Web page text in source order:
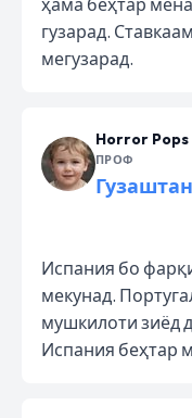
гузарад.
мегузарад.
Horror Pops
ПРОФ
Испания бо
мекунад.
мушкилоти зиёд
Испания беҳтар